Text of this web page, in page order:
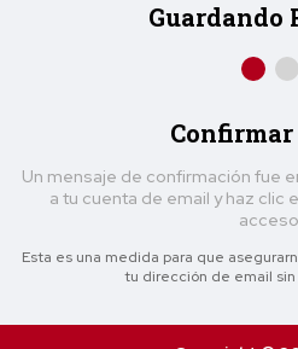
Guardando
Un mensaje de confirmación fue
a tu cuenta de email y haz clic
Esta es una medida para que
tu dirección de email